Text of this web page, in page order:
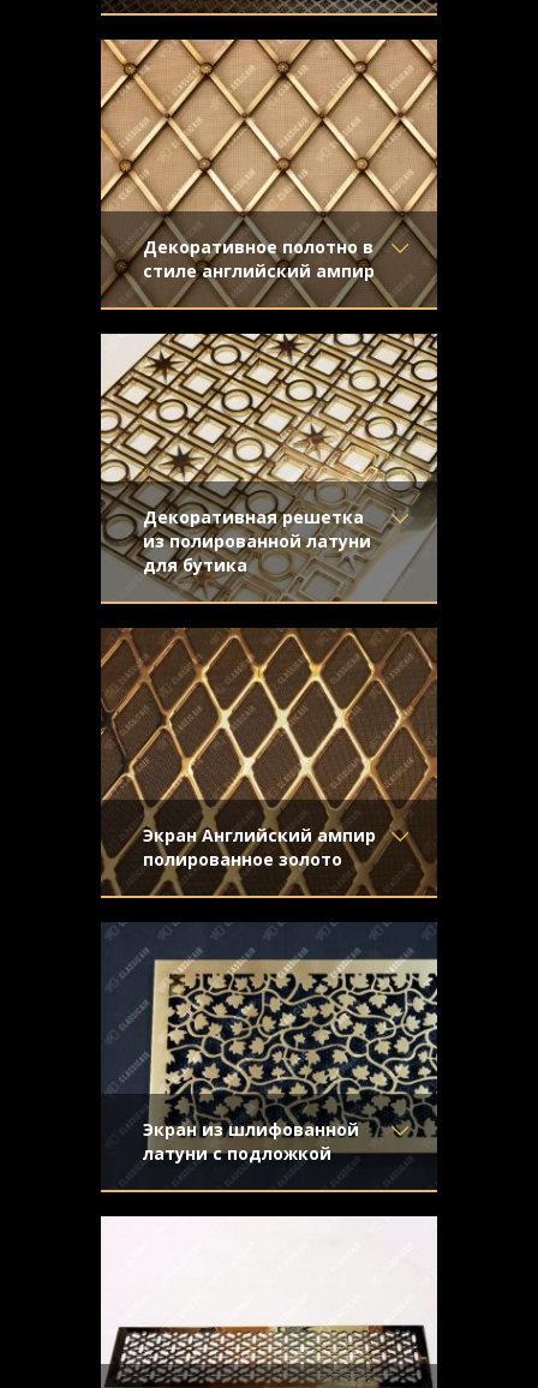
Материал- Латунь
Отделка- Старение с
направленной риской
Узор
- Ромбы с
узламиВогнутые ромбы
Конструкция- С накладной
рамкой
латуни для установки в радиусных
нишах. Поверхность экранов деликатно
запатинирована и отшлифована
вручную.
Декоративное полотно в
стиле английский ампир
Материал- Латунь
Отделка- Старение с
эффектом затёртости
Узор- Ромбы с узлами
Конструкция-
ампир предназначено для
декоративного оформления экранов
для батарей в дорогих статусных
интерьерах.
Декоративная решетка
из полированной латуни
для бутика
Материал- Латунь
Отделка- Полированная
латунь
Узор - Соединенные
квадраты
Конструкция- Плоская
отлично вписался в богатый интерьер
бутика одежды премиум-класса.
Экран Английский ампир
полированное золото
Материал- Латунь
Отделка- Полированная
латунь
Узор- Ромбы с узлами
Конструкция- Плоская
латуни с пересекающимися прутьями с
фасонной фаской
Экран из шлифованной
латуни с подложкой
Материал- Латунь
Отделка- Шлифованная